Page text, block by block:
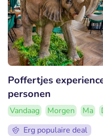
Poffertjes
personen
Vandaag Morgen Ma
Erg populaire deal